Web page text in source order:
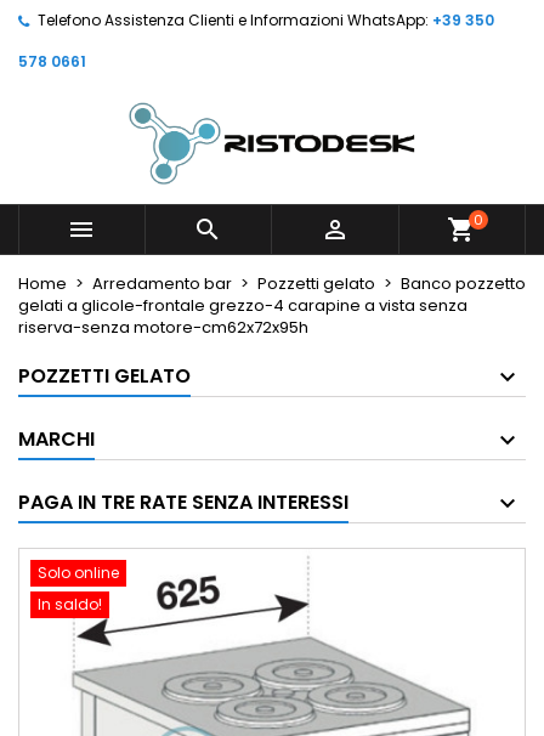
Telefono Assistenza Clienti e Informazioni WhatsApp: +39 350
578 0661
   shopping_cart0
Home Arredamento bar Pozzetti gelato
Banco pozzetto
gelati a glicole-frontale grezzo-4 carapine a vista senza
riserva-senza motore-cm62x72x95h
POZZETTI GELATO
MARCHI
PAGA IN TRE RATE SENZA INTERESSI
Solo online
In saldo!